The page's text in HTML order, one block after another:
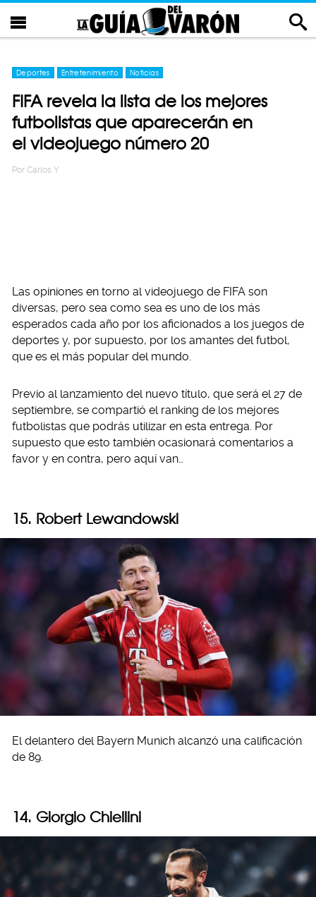
Deportes Entretenimiento Noticias
FIFA revela la lista de los mejores
futbolistas que aparecerán en
el videojuego número 20
Por Carlos Y
Las opiniones en torno al videojuego de FIFA son
diversas, pero sea como sea es uno de los más
esperados cada año por los aficionados a los juegos de
deportes y, por supuesto, por los amantes del futbol,
que es el más popular del mundo.
Previo al lanzamiento del nuevo título, que será el 27 de
septiembre, se compartió el ranking de los mejores
futbolistas que podrás utilizar en esta entrega. Por
supuesto que esto también ocasionará comentarios a
favor y en contra, pero aquí van…
15. Robert Lewandowski
El delantero del Bayern Munich alcanzó una calificación
de 89.
14. Giorgio Chiellini